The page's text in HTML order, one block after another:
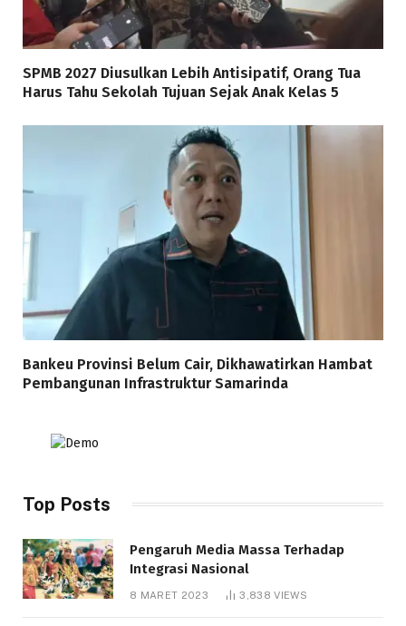
SPMB 2027 Diusulkan Lebih Antisipatif, Orang Tua
Harus Tahu Sekolah Tujuan Sejak Anak Kelas 5
Bankeu Provinsi Belum Cair, Dikhawatirkan Hambat
Pembangunan Infrastruktur Samarinda
Top Posts
Pengaruh Media Massa Terhadap
Integrasi Nasional
8 MARET 2023 3,838VIEWS